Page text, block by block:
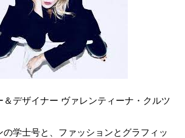
＆デザイナー ヴァレンティーナ・クルツ
の学士号と、ファッションとグラフィッ